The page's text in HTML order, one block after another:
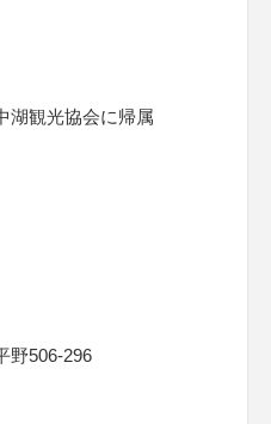
湖観光協会に帰属
野506-296